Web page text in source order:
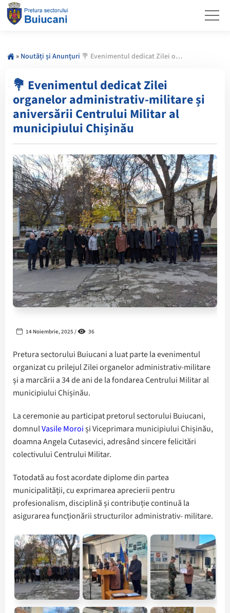
» Noutăți și Anunțuri 💐 Evenimentul dedicat Zilei organelor administrativ-militare și aniversării Centrului Militar al municipiului Chișinău
💐 Evenimentul dedicat Zilei
organelor administrativ-militare și
aniversării Centrului Militar al
municipiului Chișinău
14 Noiembrie, 2025 / 36
Pretura sectorului Buiucani a luat parte la evenimentul
organizat cu prilejul Zilei organelor administrativ-militare
și a marcării a 34 de ani de la fondarea Centrului Militar al
municipiului Chișinău.
La ceremonie au participat pretorul sectorului Buiucani,
domnulVasile Moroiși Viceprimara municipiului Chișinău,
doamna Angela Cutasevici, adresând sincere felicitări
colectivului Centrului Militar.
Totodată au fost acordate diplome din partea
municipalității, cu exprimarea aprecierii pentru
profesionalism, disciplină și contribuție continuă la
asigurarea funcționării structurilor administrativ- militare.